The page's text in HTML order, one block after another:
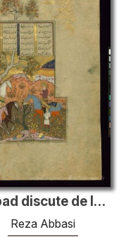
Qubad discute de la mort avant de combattre Barman
Reza Abbasi